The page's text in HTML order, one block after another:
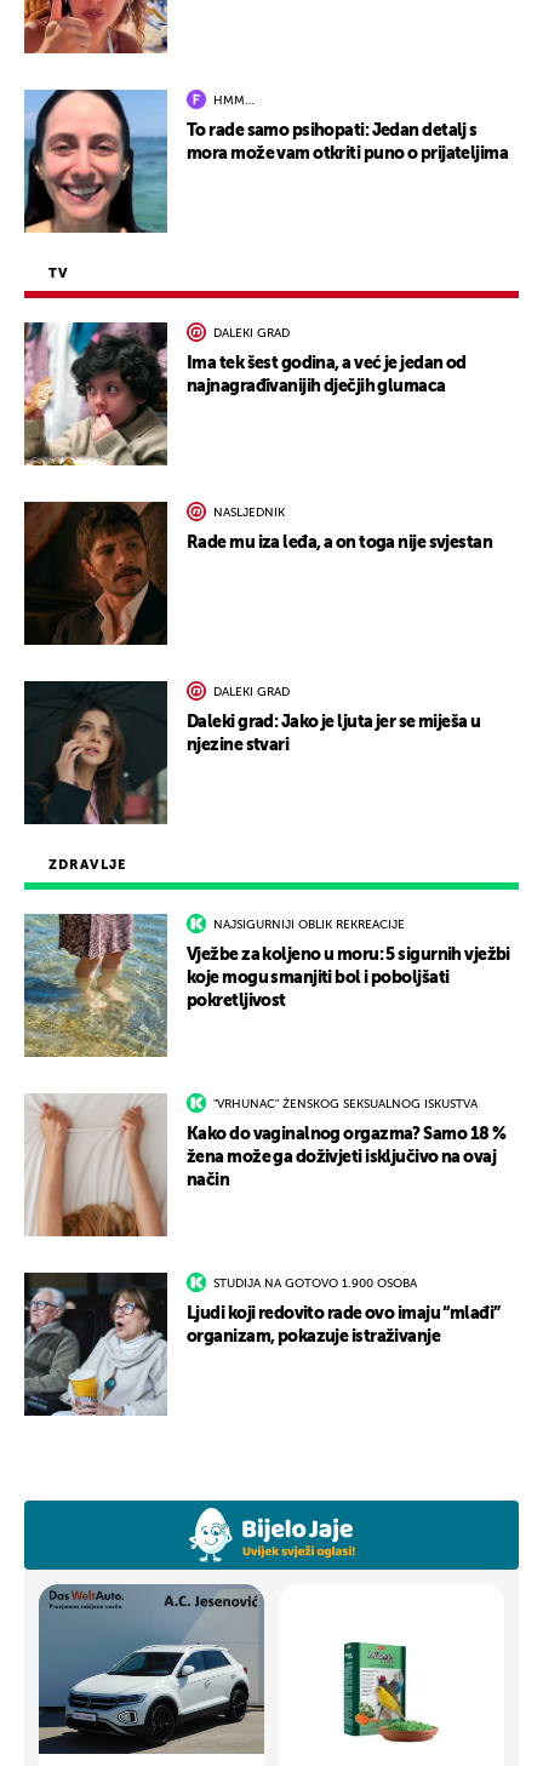
ZDRAVLJE
NAJSIGURNIJI OBLIK REKREACIJE
Vježbe za koljeno u moru: 5 sigurnih vježbi
koje mogu smanjiti bol i poboljšati
pokretljivost
"VRHUNAC" ŽENSKOG SEKSUALNOG ISKUSTVA
Kako do vaginalnog orgazma? Samo 18 %
žena može ga doživjeti isključivo na ovaj
način
STUDIJA NA GOTOVO 1.900 OSOBA
Ljudi koji redovito rade ovo imaju “mlađi”
organizam, pokazuje istraživanje
HMM…
To rade samo psihopati: Jedan detalj s
mora može vam otkriti puno o prijateljima
TV
DALEKI GRAD
Ima tek šest godina, a već je jedan od
najnagrađivanijih dječjih glumaca
NASLJEDNIK
Rade mu iza leđa, a on toga nije svjestan
DALEKI GRAD
Daleki grad: Jako je ljuta jer se miješa u
njezine stvari